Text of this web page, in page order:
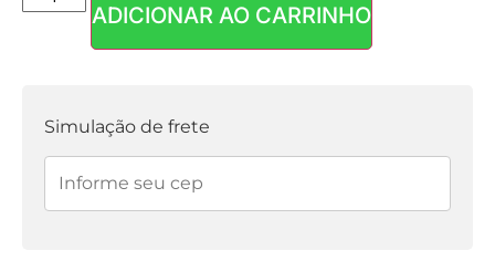
Parcelas:ADICIONAR AO CARRINHO
Simulação de frete